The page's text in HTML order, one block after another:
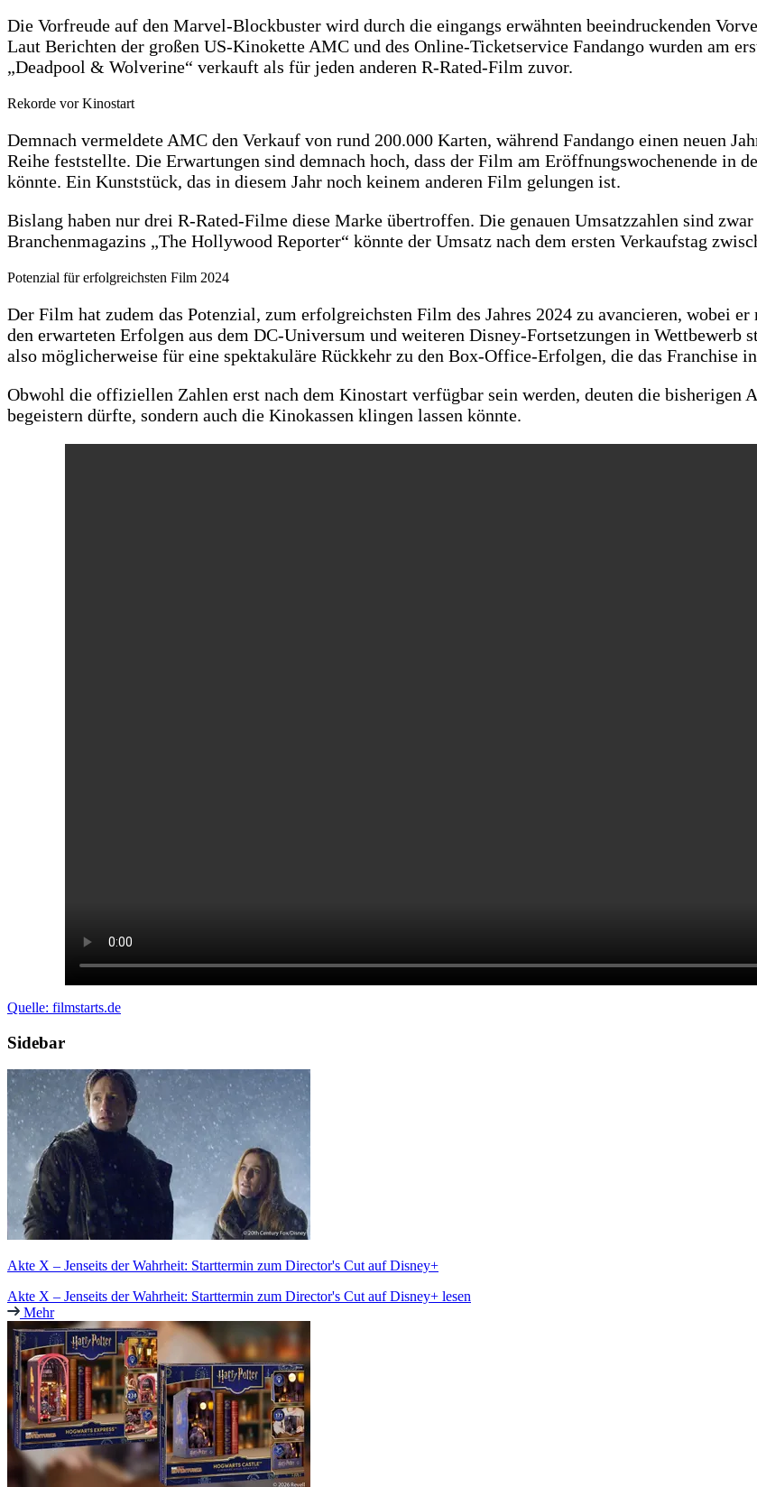
Die Vorfreude auf den Marvel-Blockbuster wird durch die eingangs erwähnten beeindruckenden
Laut Berichten der großen US-Kinokette AMC und des Online-Ticketservice Fandango wurden am
„Deadpool & Wolverine“ verkauft als für jeden anderen R-Rated-Film zuvor.
Rekorde vor Kinostart
Demnach vermeldete AMC den Verkauf von rund 200.000 Karten, während Fandango einen neuen
Reihe feststellte. Die Erwartungen sind demnach hoch, dass der Film am Eröffnungswochenende
könnte. Ein Kunststück, das in diesem Jahr noch keinem anderen Film gelungen ist.
Bislang haben nur drei R-Rated-Filme diese Marke übertroffen. Die genauen Umsatzzahlen sind
Branchenmagazins „The Hollywood Reporter“ könnte der Umsatz nach dem ersten Verkaufstag
Potenzial für erfolgreichsten Film 2024
Der Film hat zudem das Potenzial, zum erfolgreichsten Film des Jahres 2024 zu avancieren, wobei
den erwarteten Erfolgen aus dem DC-Universum und weiteren Disney-Fortsetzungen in
also möglicherweise für eine spektakuläre Rückkehr zu den Box-Office-Erfolgen, die das Franchise
Obwohl die offiziellen Zahlen erst nach dem Kinostart verfügbar sein werden, deuten die bisherigen
begeistern dürfte, sondern auch die Kinokassen klingen lassen könnte.
Quelle: filmstarts.de
Sidebar
Akte X – Jenseits der Wahrheit: Starttermin zum Director's Cut auf Disney+
Akte X – Jenseits der Wahrheit: Starttermin zum Director's Cut auf Disney+ lesen
Mehr